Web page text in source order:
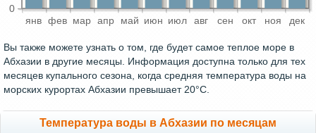
янв фев мар апр май июн июл авг сен окт ноя дек
0
Вы также можете узнать о том, где будет самое теплое море в
Абхазии в другие месяцы. Информация доступна только для тех
месяцев купального сезона, когда средняя температура воды на
морских курортах Абхазии превышает 20°C.
Температура воды в Абхазии по месяцам